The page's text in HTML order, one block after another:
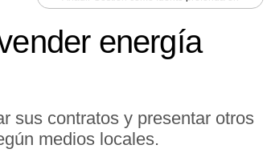
energía
sus contratos y presentar otros
medios locales.